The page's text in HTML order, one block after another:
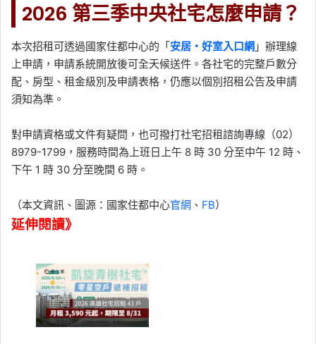
2026 第三季中央社宅怎麼申請？
本次招租可透過國家住都中心的「安居・好室入口網 」辦理線
上申請，申請系統開放後可全天候送件。各社宅的完整戶數分
配、房型、租金級別及申請表格，仍應以個別招租公告及申請
須知為準。
對申請資格或文件有疑問，也可撥打社宅招租諮詢專線（02）
8979-1799，服務時間為上班日上午 8 時 30 分至中午 12 時、
下午 1 時 30 分至晚間 6 時。
（本文資訊、圖源：國家住都中心官網 、 FB）
延伸閱讀》